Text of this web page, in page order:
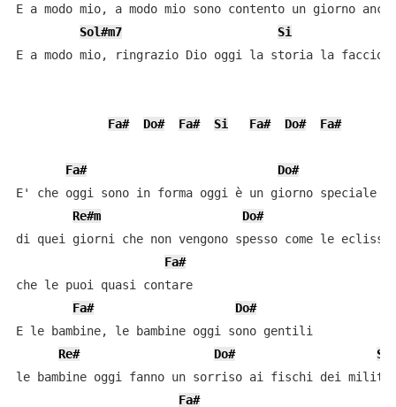
E a modo mio, a modo mio sono contento un giorno
Sol#m7
Si
E a modo mio, ringrazio Dio oggi la storia la faccio
Fa# Do# Fa# Si Fa# Do# Fa#
Fa#
Do#
E' che oggi sono in forma oggi è un giorno speciale
Re#m
Do#
di quei giorni che non vengono spesso come le
Fa#
che le puoi quasi contare
Fa#
Do#
E le bambine, le bambine oggi sono gentili
Re#
Do#
Si
le bambine oggi fanno un sorriso ai fischi dei
Fa#